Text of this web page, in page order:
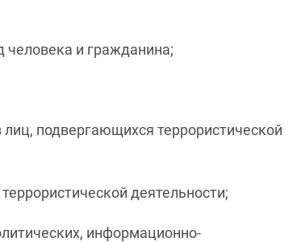
человека и гражданина;
подвергающихся террористической
деятельности;
информационно-